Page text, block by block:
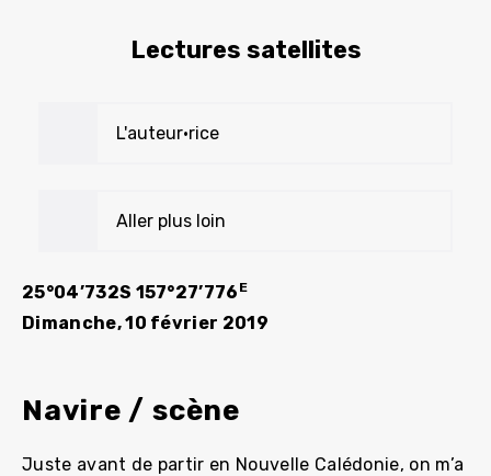
Lectures satellites
L'auteur•rice
Aller plus loin
25°04’732S 157°27’776 E
Dimanche, 10 février 2019
Navire / scène
Juste avant de partir en Nouvelle Calédonie, on m’a